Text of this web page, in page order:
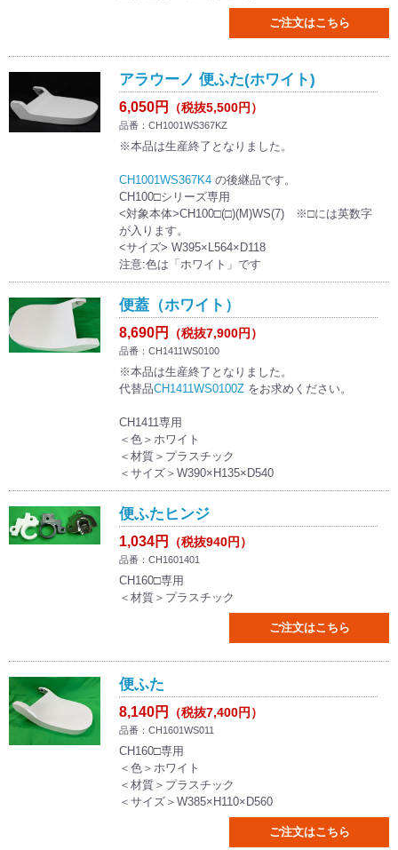
ご注文はこちら
アラウーノ 便ふた(ホワイト)
6,050円 （税抜5,500円）
品番：CH1001WS367KZ
※本品は生産終了となりました。
CH1001WS367K4の後継品です。
CH100□シリーズ専用
<対象本体>CH100□(□)(M)WS(7) ※□には英数字
が入ります。
<サイズ> W395×L564×D118
注意:色は「ホワイト」です
便蓋（ホワイト）
8,690円 （税抜7,900円）
品番：CH1411WS0100
※本品は生産終了となりました。
代替品CH1411WS0100Zをお求めください。
CH1411専用
＜色＞ホワイト
＜材質＞プラスチック
＜サイズ＞W390×H135×D540
便ふたヒンジ
1,034円 （税抜940円）
品番：CH1601401
CH160□専用
＜材質＞プラスチック
ご注文はこちら
便ふた
8,140円 （税抜7,400円）
品番：CH1601WS011
CH160□専用
＜色＞ホワイト
＜材質＞プラスチック
＜サイズ＞W385×H110×D560
ご注文はこちら